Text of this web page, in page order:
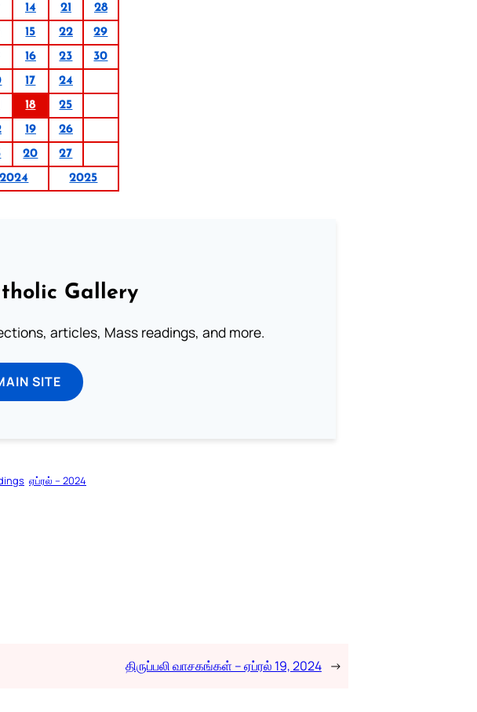
14 21
28
15 22
29
16 23
30
17
24
18
25
19
26
20
27
2024 2025
Gallery
articles, Mass readings, and more.
SITE
ஏப்ரல் – 2024
திருப்பலி வாசகங்கள் – ஏப்ரல் 19, 2024 →